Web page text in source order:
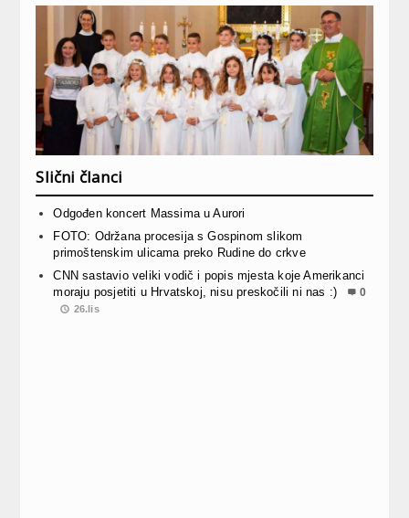
Slični članci
Odgođen koncert Massima u Aurori
FOTO: Održana procesija s Gospinom slikom
primoštenskim ulicama preko Rudine do crkve
CNN sastavio veliki vodič i popis mjesta koje Amerikanci
moraju posjetiti u Hrvatskoj, nisu preskočili ni nas :)
0
26.lis